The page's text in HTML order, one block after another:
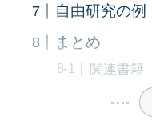
自由研究の例
まとめ
関連書籍